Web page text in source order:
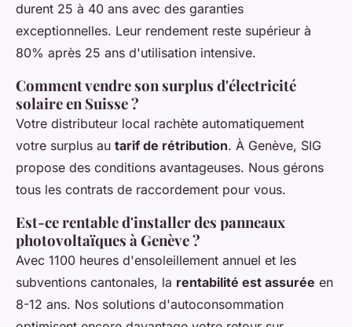
durent 25 à 40 ans avec des garanties
exceptionnelles. Leur rendement reste supérieur à
80% après 25 ans d'utilisation intensive.
Comment vendre son surplus d'électricité
solaire en Suisse ?
Votre distributeur local rachète automatiquement
votre surplus au tarif de rétribution. À Genève, SIG
propose des conditions avantageuses. Nous gérons
tous les contrats de raccordement pour vous.
Est-ce rentable d'installer des panneaux
photovoltaïques à Genève ?
Avec 1100 heures d'ensoleillement annuel et les
subventions cantonales, la rentabilité est assurée en
8-12 ans. Nos solutions d'autoconsommation